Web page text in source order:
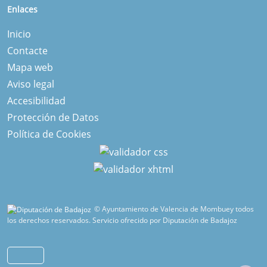
Enlaces
Inicio
Contacte
Mapa web
Aviso legal
Accesibilidad
Protección de Datos
Política de Cookies
© Ayuntamiento de Valencia de Mombuey todos
los derechos reservados.Servicio ofrecido por Diputación de Badajoz